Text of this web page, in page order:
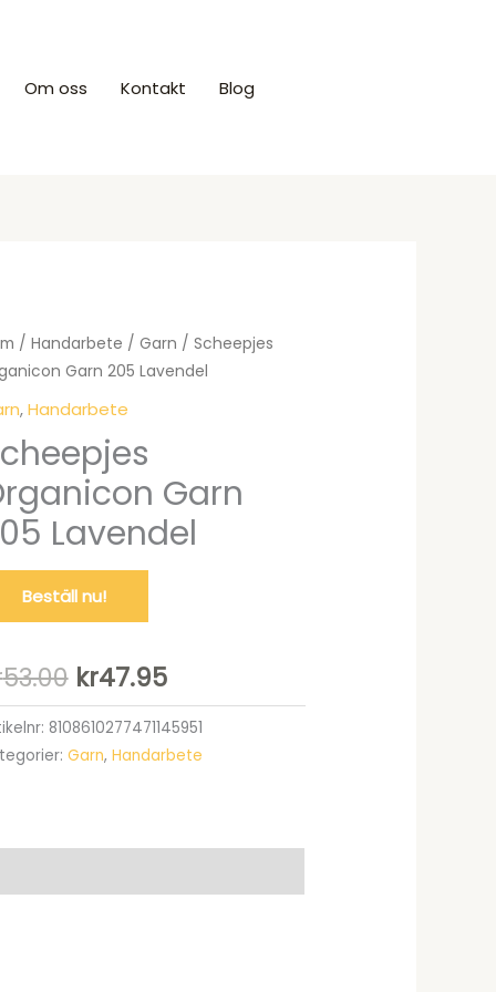
Om oss Kontakt Blog
/ Handarbete / Garn / Scheepjes
Garn 205 Lavendel
,Handarbete
Garn
Lavendel
Beställ nu!
53.00 Det
ursprungliga
priset
kr53.00.
kr47.95Det
nuvarande
priset
kr47.95.
8108610277471145951
Garn, Handarbete